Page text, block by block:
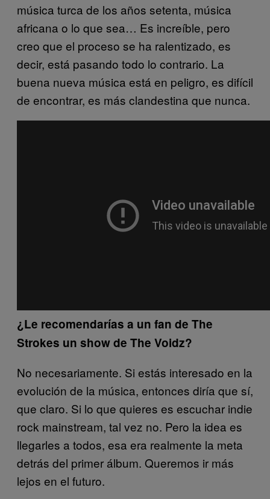
música turca de los años setenta, música
africana o lo que sea… Es increíble, pero
creo que el proceso se ha ralentizado, es
decir, está pasando todo lo contrario. La
buena nueva música está en peligro, es difícil
de encontrar, es más clandestina que nunca.
¿Le recomendarías a un fan de The
Strokes un show de The Voidz?
No necesariamente. Si estás interesado en la
evolución de la música, entonces diría que sí,
que claro. Si lo que quieres es escuchar indie
rock mainstream, tal vez no. Pero la idea es
llegarles a todos, esa era realmente la meta
detrás del primer álbum. Queremos ir más
lejos en el futuro.